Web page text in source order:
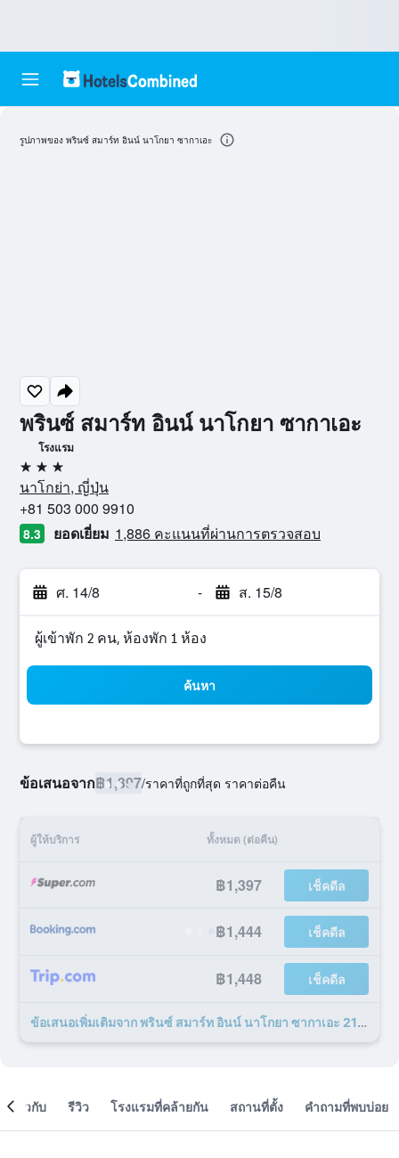
พรินซ์ สมาร์ท อินน์ นาโกยา ซากาเอะ
โรงแรม
3 ดาว
นาโกย่า, ญี่ปุ่น
+81 503 000 9910
8.3 ยอดเยี่ยม 1,886 คะแนนที่ผ่านการตรวจสอบ
ศ. 14/8 - ส. 15/8
ผู้เข้าพัก 2 คน, ห้องพัก 1 ห้อง
ค้นหา
ข้อเสนอจาก฿1,397/ราคาที่ถูกที่สุด ราคาต่อคืน
ผู้ให้บริการ ทั้งหมด (ต่อคืน)
฿1,397 เช็คดีล
฿1,444 เช็คดีล
฿1,448 เช็คดีล
ข้อเสนอเพิ่มเติมจาก พรินซ์ สมาร์ท อินน์ นาโกยา ซากาเอะ 21 รายการ
รูปภาพของ พรินซ์ สมาร์ท อินน์ นาโกยา ซากาเอะ
เกี่ยวกับ รีวิว โรงแรมที่คล้ายกัน สถานที่ตั้ง คำถามที่พบบ่อย